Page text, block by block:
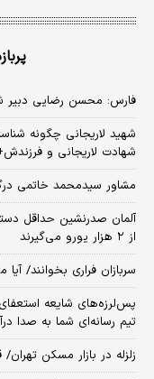
فارس: محسن رضایی دبیر
شهید لاریجانی چگونه
شهادت لاریجانی و
مشاور سیدمحمد خاتمی
آلمان صدرنشین حداقل
از ۲ هزار یورو می‌گیرند
سربازان فراری بخوانند/
پس‌لرزه‌های شایعه
تیم رسانه‌ای شما به صدا
زلزله در بازار مسکن تهران/ قیمت‌ها ۲ برابر شد،